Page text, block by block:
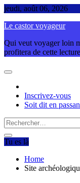
Skip
content
jeudi, août 06, 2026
Le castor voyageur
Qui veut voyager loin
profitera de cette
Inscrivez-vous
Soit dit en
Rechercher :
Tu es là
Home
Site